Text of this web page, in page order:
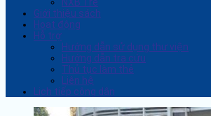
Giới thiệu sách
Hoạt động
Hỗ trợ
Hướng dẫn sử dụng thư viện
Hướng dẫn tra cứu
Thủ tục làm thẻ
Liên hệ
Lịch tiếp công dân